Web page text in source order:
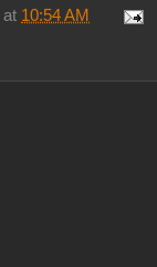
at 10:54 AM